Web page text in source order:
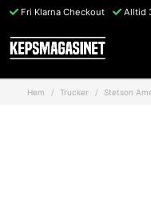
Fri Klarna Checkout Alltid
Hem Trucker Stetson